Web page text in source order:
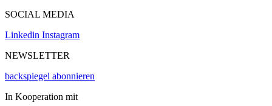
SOCIAL MEDIA
Linkedin Instagram
NEWSLETTER
backspiegel abonnieren
In Kooperation mit